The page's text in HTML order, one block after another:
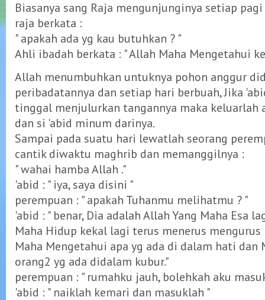
Biasanya sang Raja mengunjunginya setiap
raja berkata :
" apakah ada yg kau butuhkan ? "
Ahli ibadah berkata : " Allah Maha Mengetahui
Allah menumbuhkan untuknya pohon anggur
peribadatannya dan setiap hari berbuah, Jika
tinggal menjulurkan tangannya maka keluarlah
dan si 'abid minum darinya.
Sampai pada suatu hari lewatlah seorang
cantik diwaktu maghrib dan memanggilnya :
" wahai hamba Allah ."
'abid : " iya, saya disini "
perempuan : " apakah Tuhanmu melihatmu ? "
'abid : " benar, Dia adalah Allah Yang Maha Esa
Maha Hidup kekal lagi terus menerus mengurus
Maha Mengetahui apa yg ada di dalam hati dan
orang2 yg ada didalam kubur."
perempuan : " rumahku jauh, bolehkah aku
'abid : " naiklah kemari dan masuklah "